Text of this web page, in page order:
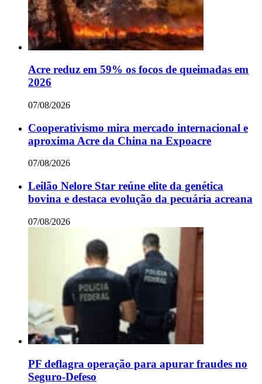
Acre reduz em 59% os focos de queimadas em
2026
07/08/2026
Cooperativismo mira mercado internacional e
aproxima Acre da China na Expoacre
07/08/2026
Leilão Nelore Star reúne elite da genética
bovina e destaca evolução da pecuária acreana
07/08/2026
PF deflagra operação para apurar fraudes no
Seguro-Defeso